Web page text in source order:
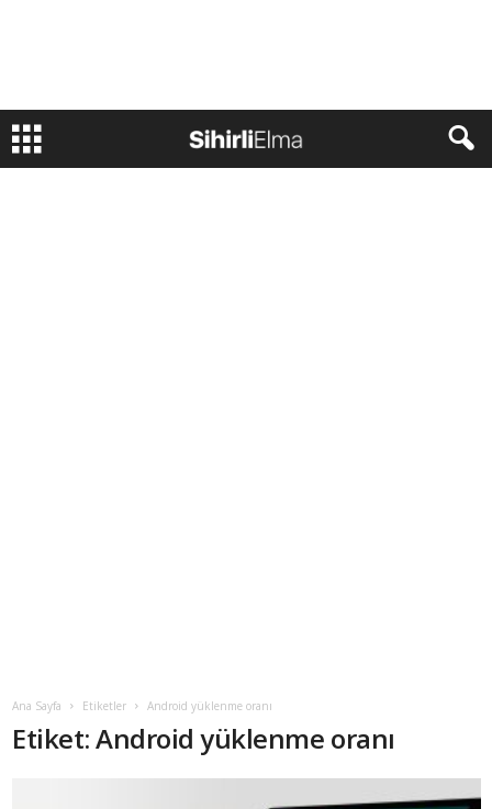
Ana Sayfa Etiketler Android yüklenme oranı
Etiket: Android yüklenme oranı